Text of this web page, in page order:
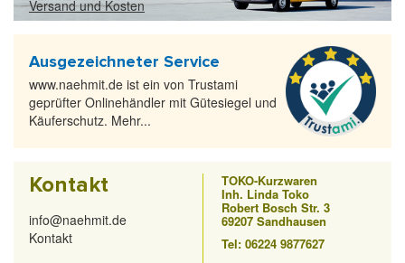
Versand und Kosten
Ausgezeichneter Service
www.naehmit.de ist ein von Trustami
geprüfter Onlinehändler mit Gütesiegel und
Käuferschutz. Mehr...
Kontakt
info@naehmit.de
Kontakt
TOKO-Kurzwaren
Inh. Linda Toko
Robert Bosch Str. 3
69207 Sandhausen
Tel: 06224 9877627